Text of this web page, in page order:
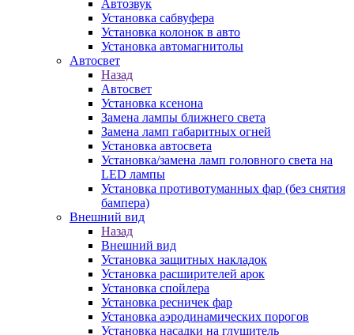
Автозвук
Установка сабвуфера
Установка колонок в авто
Установка автомагнитолы
Автосвет
Назад
Автосвет
Установка ксенона
Замена лампы ближнего света
Замена ламп габаритных огней
Установка автосвета
Установка/замена ламп головного света на
LED лампы
Установка противотуманных фар (без снятия
бампера)
Внешний вид
Назад
Внешний вид
Установка защитных накладок
Установка расширителей арок
Установка спойлера
Установка ресничек фар
Установка аэродинамических порогов
Установка насадки на глушитель